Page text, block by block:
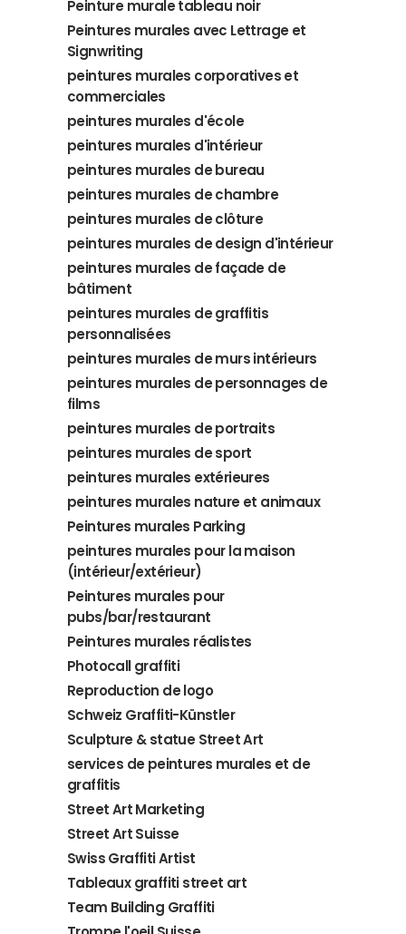
Peinture murale tableau noir
Peintures murales avec Lettrage et
Signwriting
peintures murales corporatives et
commerciales
peintures murales d'école
peintures murales d'intérieur
peintures murales de bureau
peintures murales de chambre
peintures murales de clôture
peintures murales de design d'intérieur
peintures murales de façade de
bâtiment
peintures murales de graffitis
personnalisées
peintures murales de murs intérieurs
peintures murales de personnages de
films
peintures murales de portraits
peintures murales de sport
peintures murales extérieures
peintures murales nature et animaux
Peintures murales Parking
peintures murales pour la maison
(intérieur/extérieur)
Peintures murales pour
pubs/bar/restaurant
Peintures murales réalistes
Photocall graffiti
Reproduction de logo
Schweiz Graffiti-Künstler
Sculpture & statue Street Art
services de peintures murales et de
graffitis
Street Art Marketing
Street Art Suisse
Swiss Graffiti Artist
Tableaux graffiti street art
Team Building Graffiti